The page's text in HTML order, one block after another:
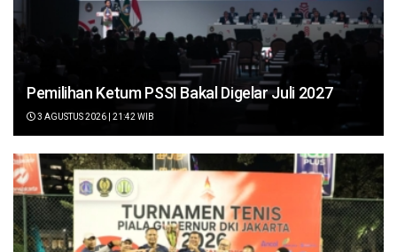
Pemilihan Ketum PSSI Bakal Digelar Juli 2027
3 AGUSTUS 2026 | 21:42 WIB